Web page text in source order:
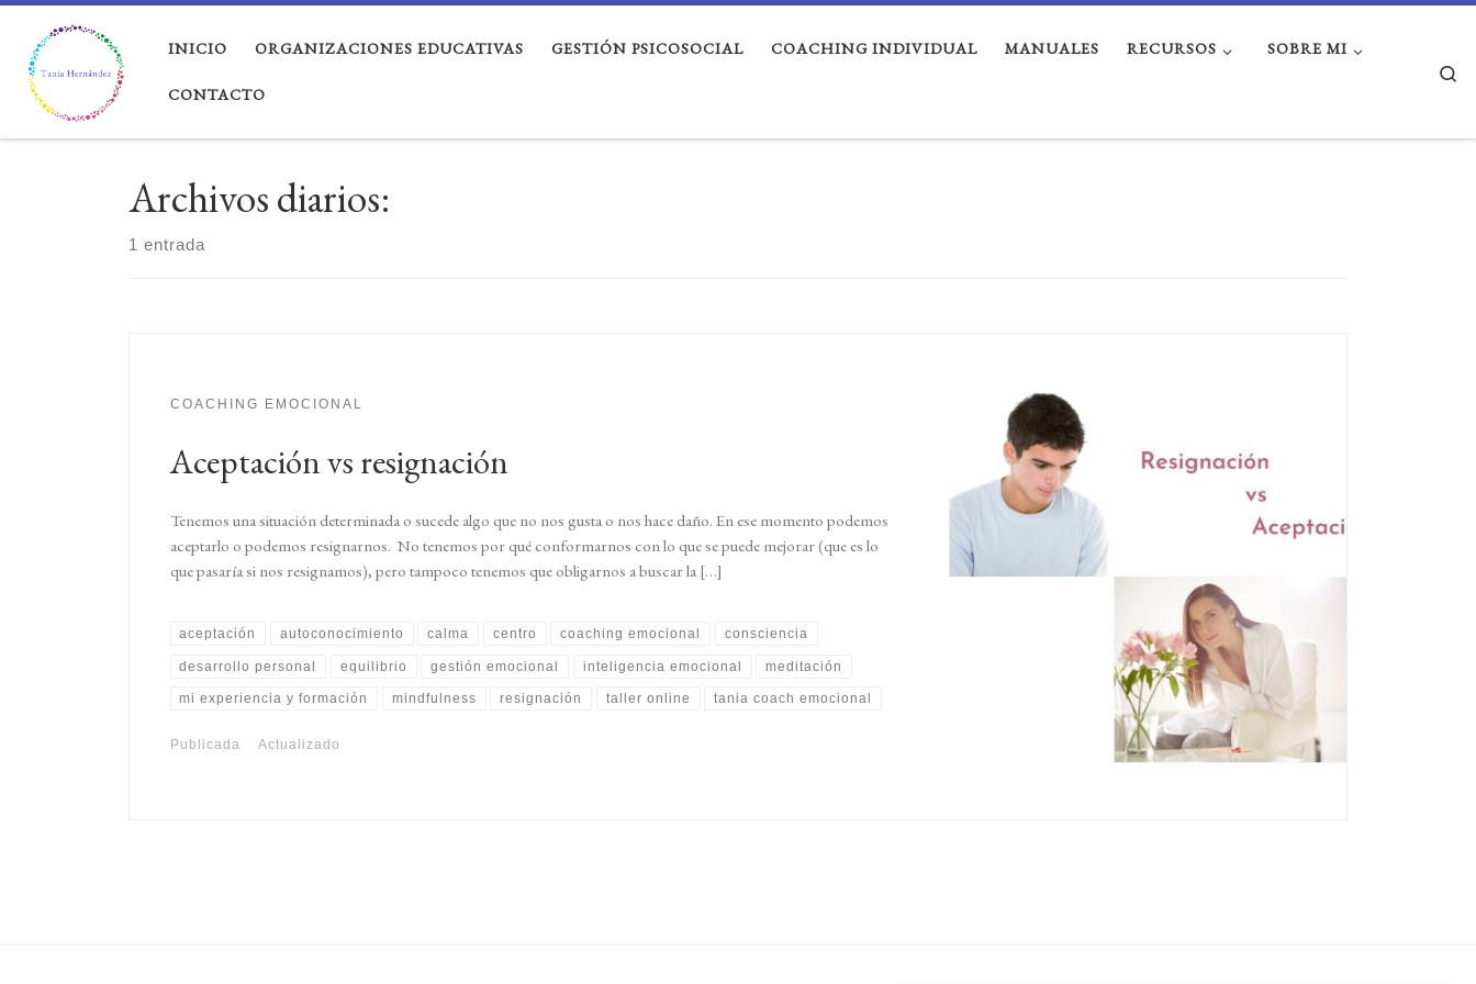
Saltar al contenido
INICIO ORGANIZACIONES EDUCATIVAS GESTIÓN PSICOSOCIAL COACHING INDIVIDUAL MANUALES RECURSOS SOBRE MI
CONTACTO
Archivos diarios:
1 entrada
COACHING EMOCIONAL
Aceptación vs resignación
Tenemos una situación determinada o sucede algo que no nos gusta o nos hace daño. En ese momento podemos
aceptarlo o podemos resignarnos. No tenemos por qué conformarnos con lo que se puede mejorar (que es lo
que pasaría si nos resignamos), pero tampoco tenemos que obligarnos a buscar la […]
aceptación autoconocimiento calma centro coaching emocional consciencia
desarrollo personal equilibrio gestión emocional inteligencia emocional meditación
mi experiencia y formación mindfulness resignación taller online tania coach emocional
Publicada Actualizado